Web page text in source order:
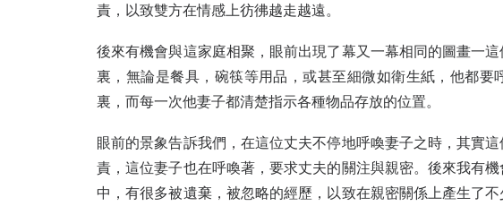
責，以致雙方在情感上彷彿越走越遠。
後來有機會與這家庭相聚，眼前出現了幕又一幕相同的圖畫一
裏，無論是餐具，碗筷等用品，或甚至細微如衛生紙，他都
裏，而每一次他妻子都清楚指示各種物品存放的位置。
眼前的景象告訴我們，在這位丈夫不停地呼喚妻子之時，其實
責，這位妻子也在呼喚著，要求丈夫的關注與親密。後來我有
中，有很多被遺棄，被忽略的經歷，以致在親密關係上產生了